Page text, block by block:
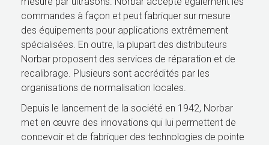
commandes à façon et peut fabriquer sur mesure
des équipements pour applications extrêmement
spécialisées. En outre, la plupart des distributeurs
Norbar proposent des services de réparation et de
recalibrage. Plusieurs sont accrédités par les
organisations de normalisation locales.
Depuis le lancement de la société en 1942, Norbar
met en œuvre des innovations qui lui permettent de
concevoir et de fabriquer des technologies de pointe